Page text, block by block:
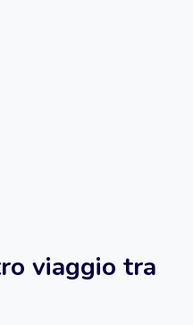
viaggio tra